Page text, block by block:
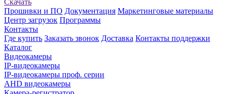
Скачать
Прошивки и ПО Документация Маркетинговые материалы
Центр загрузок Программы
Контакты
Где купить Заказать звонок Доставка Контакты поддержки
Каталог
Видеокамеры
IP-видеокамеры
IP-видеокамеры проф. серии
AHD видеокамеры